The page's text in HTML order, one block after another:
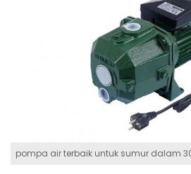
pompa air terbaik untuk sumur dalam